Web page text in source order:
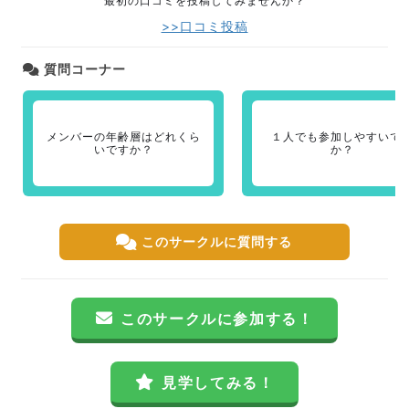
>>口コミ投稿
質問コーナー
メンバーの年齢層はどれくら
いですか？
１人でも参加しやすいで
か？
このサークルに質問する
このサークルに参加する！
見学してみる！